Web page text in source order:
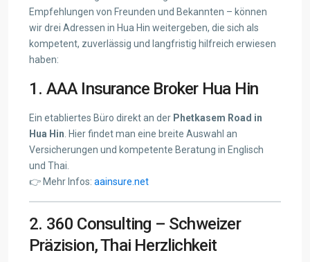
Empfehlungen von Freunden und Bekannten – können
wir drei Adressen in Hua Hin weitergeben, die sich als
kompetent, zuverlässig und langfristig hilfreich erwiesen
haben:
1. AAA Insurance Broker Hua Hin
Ein etabliertes Büro direkt an der Phetkasem Road in
Hua Hin . Hier findet man eine breite Auswahl an
Versicherungen und kompetente Beratung in Englisch
und Thai.
👉 Mehr Infos: aainsure.net
2. 360 Consulting – Schweizer
Präzision, Thai Herzlichkeit